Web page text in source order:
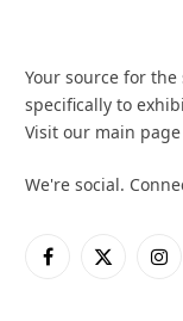
Your source for
specifically to
Visit our main
We're social.
Facebook
X